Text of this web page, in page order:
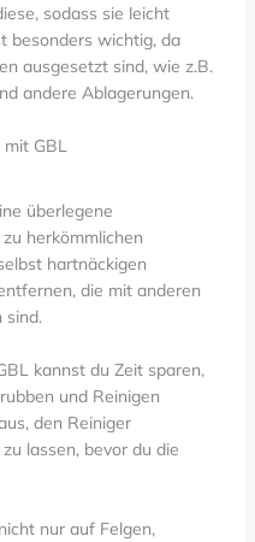
sodass sie leicht
besonders wichtig, da
ausgesetzt sind, wie z.B.
andere Ablagerungen.
mit GBL
überlegene
herkömmlichen
hartnäckigen
die mit anderen
sind.
kannst du Zeit sparen,
und Reinigen
den Reiniger
lassen, bevor du die
nur auf Felgen,